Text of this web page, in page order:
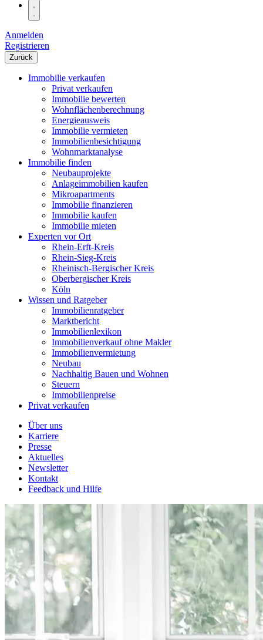
Anmelden
Registrieren
Zurück
Immobilie verkaufen
Privat verkaufen
Immobilie bewerten
Wohnflächenberechnung
Energieausweis
Immobilie vermieten
Immobilienbesichtigung
Wohnmarktanalyse
Immobilie finden
Neubauprojekte
Anlageimmobilien kaufen
Mikroapartments
Immobilie finanzieren
Immobilie kaufen
Immobilie mieten
Experten vor Ort
Rhein-Erft-Kreis
Rhein-Sieg-Kreis
Rheinisch-Bergischer Kreis
Oberbergischer Kreis
Köln
Wissen und Ratgeber
Immobilienratgeber
Marktbericht
Immobilienlexikon
Immobilienverkauf ohne Makler
Immobilienvermietung
Neubau
Nachhaltig Bauen und Wohnen
Steuern
Immobilienpreise
Privat verkaufen
Über uns
Karriere
Presse
Aktuelles
Newsletter
Kontakt
Feedback und Hilfe